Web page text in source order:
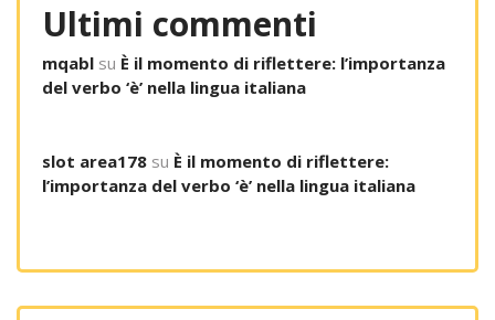
Ultimi commenti
mqabl su È il momento di riflettere: l’importanza
del verbo ‘è’ nella lingua italiana
slot area178 su È il momento di riflettere:
l’importanza del verbo ‘è’ nella lingua italiana